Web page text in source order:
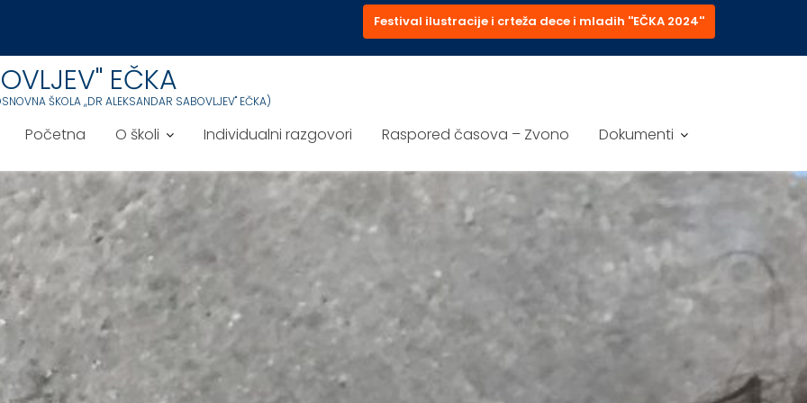
Festival ilustracije i crteža dece i mladih ''EČKA 2024''
EČKA
ŠKOLA ,,DR ALEKSANDAR SABOVLJEV'' EČKA)
Početna O školi Individualni razgovori Raspored časova – Zvono Dokumenti